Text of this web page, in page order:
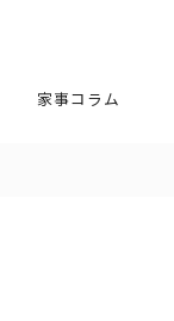
家事コラム